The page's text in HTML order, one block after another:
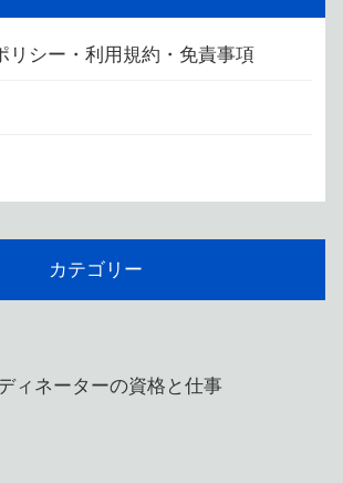
リシー・利用規約・免責事項
カテゴリー
ィネーターの資格と仕事